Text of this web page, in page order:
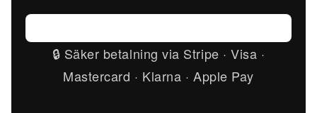
🔒 Säker betalning via Stripe · Visa ·
Mastercard · Klarna · Apple Pay